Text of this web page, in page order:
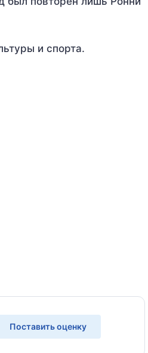
и спорта.
Поставить оценку